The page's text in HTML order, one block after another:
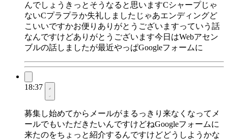
んでしょうきっとそうなると思いますCシャープじゃ
ないCプラプラか失礼しましたじゃあエンディングど
こいいですかお便りありがとうございますっていう話
なんですけどありがとうございます今日はWebアセン
ブルの話しましたが最近やっぱGoogleフォームに
18:37
募集し始めてからメールがまるっきり来なくなってメ
ールでもいただきたいんですけどねGoogleフォームに
来たのをちょっと紹介するんですけどどうしようかな